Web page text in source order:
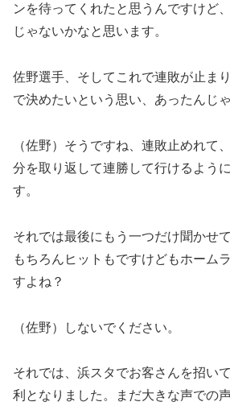
ンを待ってくれたと思うんですけど
じゃないかなと思います。
佐野選手、そしてこれで連敗が止ま
で決めたいという思い、あったんじ
（佐野）そうですね、連敗止めれて
分を取り返して連勝して行けるよう
す。
それでは最後にもう一つだけ聞かせ
もちろんヒットもですけどもホーム
すよね？
（佐野）しないでください。
それでは、浜スタでお客さんを招い
利となりました。まだ大きな声での